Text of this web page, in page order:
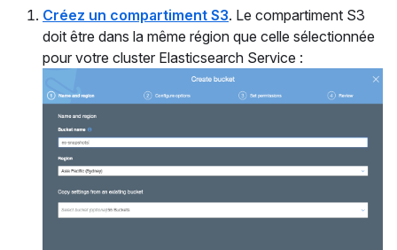
Créez un compartiment S3. Le compartiment S3
doit être dans la même région que celle sélectionnée
pour votre cluster Elasticsearch Service :